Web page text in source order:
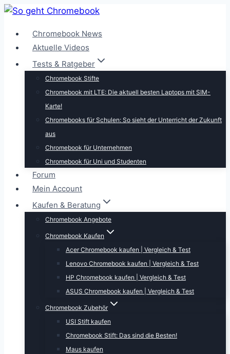
Zum
springenChromebook News
Aktuelle Videos
Tests & Ratgeber
Chromebook Stifte
Chromebook mit LTE: Die aktuell besten Laptops mit SIM-
Karte!
Chromebooks für Schulen: So sieht der Unterricht der Zukunft
aus
Chromebook für Unternehmen
Chromebook für Uni und Studenten
Forum
Mein Account
Kaufen & Beratung
Chromebook Angebote
Chromebook Kaufen
Acer Chromebook kaufen | Vergleich & Test
Lenovo Chromebook kaufen | Vergleich & Test
HP Chromebook kaufen | Vergleich & Test
ASUS Chromebook kaufen | Vergleich & Test
Chromebook Zubehör
USI Stift kaufen
Chromebook Stift: Das sind die Besten!
Maus kaufen